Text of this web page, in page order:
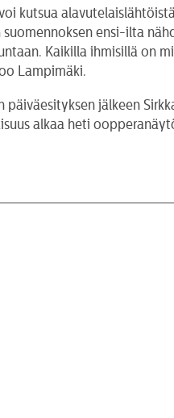
kutsua
ensi-ilta
Kaikilla ihmisillä on
Lampimäki.
päiväesityksen jälkeen
alkaa heti